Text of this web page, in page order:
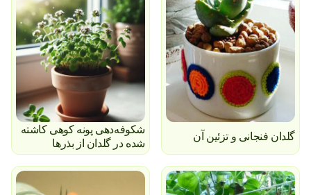
گلدان فنجانی و تزئین آن
شکوفه‌دهی پونه کوهی کاشته
شده در گلدان از بذرها